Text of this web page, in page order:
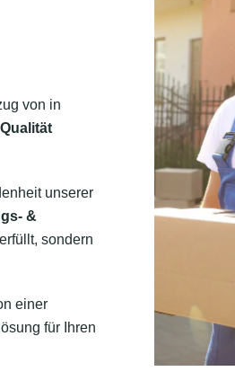
von in
unserer
&
sondern
einer
für Ihren